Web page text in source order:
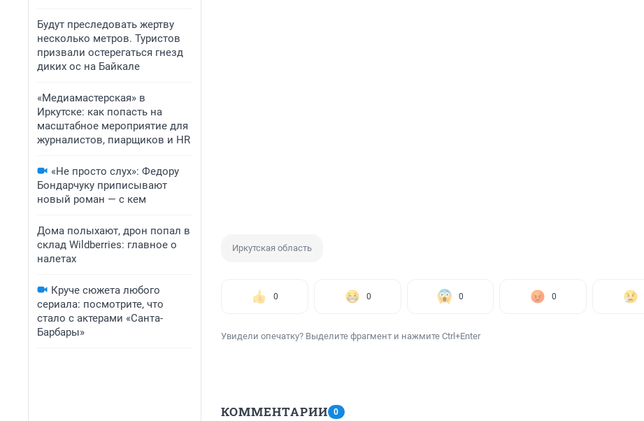
Будут преследовать жертву
несколько метров. Туристов
призвали остерегаться гнезд
диких ос на Байкале
«Медиамастерская» в
Иркутске: как попасть на
масштабное мероприятие для
журналистов, пиарщиков и HR
«Не просто слух»: Федору
Бондарчуку приписывают
новый роман — с кем
Дома полыхают, дрон попал в
склад Wildberries: главное о
налетах
Круче сюжета любого
сериала: посмотрите, что
стало с актерами «Санта-
Барбары»
Иркутская область
0 0 0 0
Увидели опечатку? Выделите фрагмент и нажмите Ctrl+Enter
КОММЕНТАРИИ 0